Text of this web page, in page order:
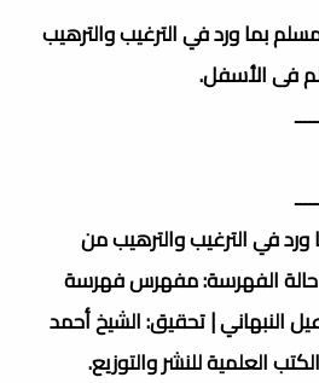
بما ورد في الترغيب والترهيب
فى الأسفل.
في الترغيب والترهيب من
حالة الفهرسة: مفهرس فهرسة
النبهاني | تحقيق: الشيخ أحمد
العلمية للنشر والتوزيع.